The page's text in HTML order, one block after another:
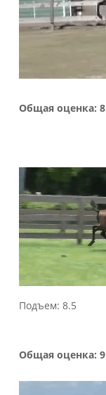
Общая оценка: 8
Подъем: 8.5
Общая оценка: 9